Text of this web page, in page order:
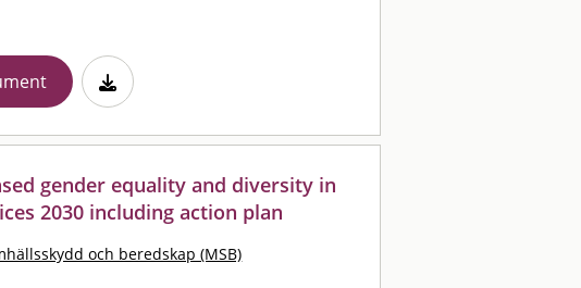
gender equality and diversity in
2030 including action plan
och beredskap (MSB)